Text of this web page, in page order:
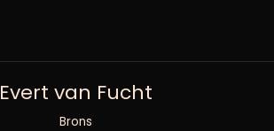
Evert van Fucht
Brons